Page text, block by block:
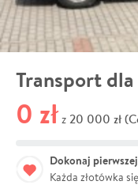
Transport
0 zł z 20 000 zł
Dokonaj
Każda złotówka